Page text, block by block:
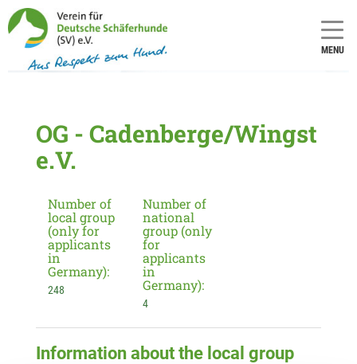
MENU
OG - Cadenberge/Wingst
e.V.
Number of
local group
(only for
applicants
in
Germany):
248
Number of
national
group (only
for
applicants
in
Germany):
4
Information about the local group